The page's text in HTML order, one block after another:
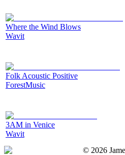
Where the Wind Blows
Wavit
Folk Acoustic Positive
ForestMusic
3AM in Venice
Wavit
© 2026